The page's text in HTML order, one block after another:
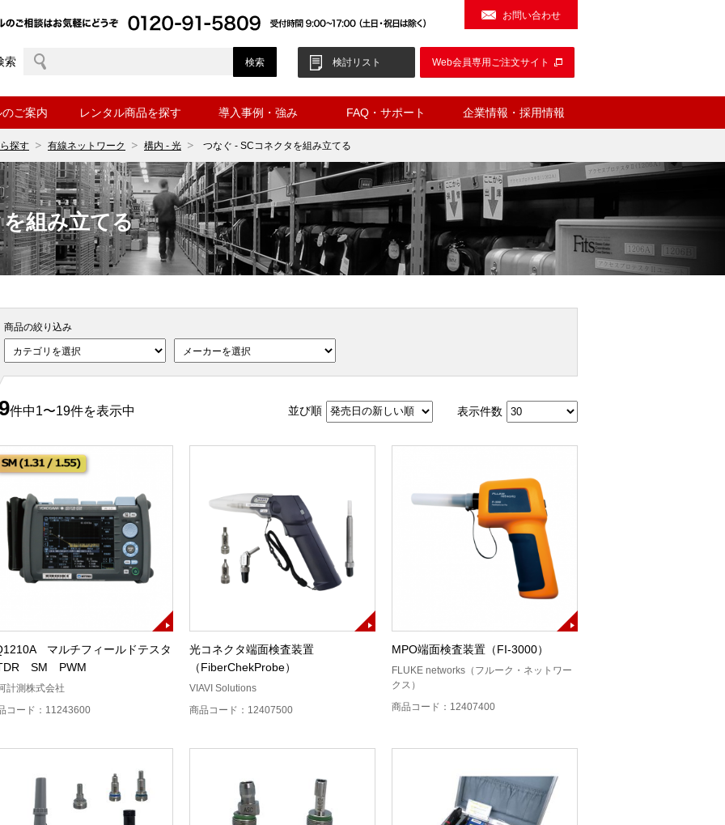
お問い合わせ
索 検討リスト Web会員専用ご注文サイト
ご案内 レンタル商品を探す 導入事例・強み FAQ・サポート 企業情報・採用情報
探す 有線ネットワーク 構内 - 光 つなぐ - SCコネクタを組み立てる
組み立てる
商品の絞り込み
件中1〜19件を表示中 並び順 表示件数
マルチフィールドテスタ
SM PWM
計測株式会社
コード：11243600
光コネクタ端面検査装置
（FiberChekProbe）
VIAVI Solutions
商品コード：12407500
MPO端面検査装置（FI-3000）
FLUKE networks（フルーク・ネットワー
クス）
商品コード：12407400